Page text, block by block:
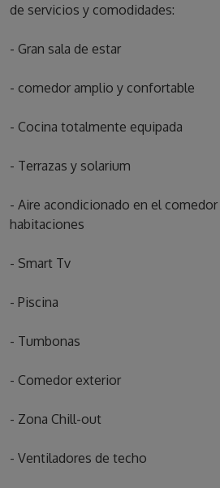
de servicios y comodidades:
- Gran sala de estar
- comedor amplio y confortable
- Cocina totalmente equipada
- Terrazas y solarium
- Aire acondicionado en el
habitaciones
- Smart Tv
- Piscina
- Tumbonas
- Comedor exterior
- Zona Chill-out
- Ventiladores de techo